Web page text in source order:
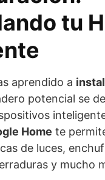
tu
aprendido a
potencial se
Home te
de luces,
y mucho